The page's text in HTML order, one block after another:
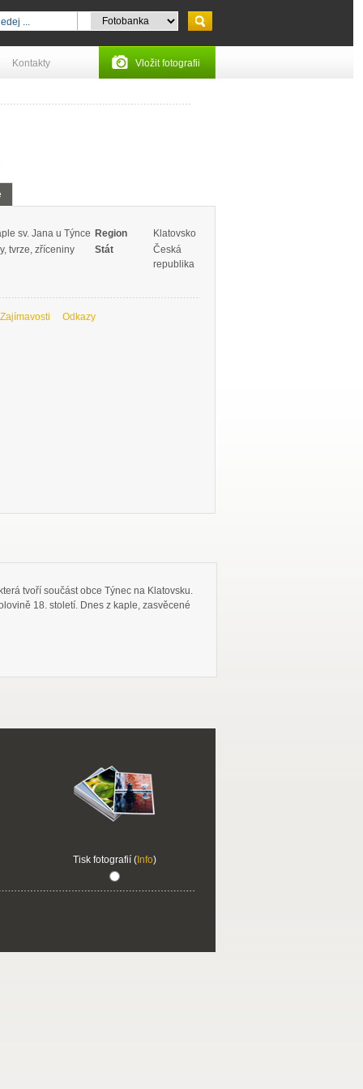
Kontakty Vložit fotografii
sv. Jana u Týnce Region
Klatovsko
tvrze, zříceniny
Stát
Česká
republika
Zajímavosti Odkazy
tvoří součást obce Týnec na Klatovsku.
18. století. Dnes z kaple, zasvěcené
Tisk fotografií (Info)